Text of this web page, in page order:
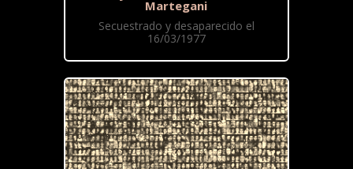
Martegani
Secuestrado y desaparecido el
16/03/1977